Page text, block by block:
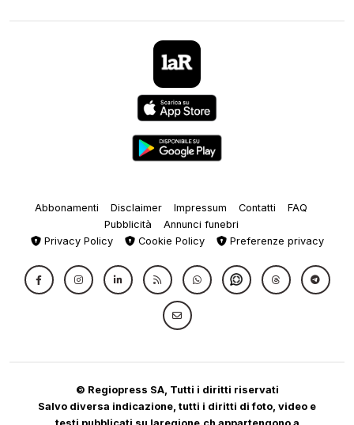
Abbonamenti Disclaimer Impressum Contatti
FAQ
Pubblicità
Annunci funebri
Privacy Policy
Cookie Policy Preferenze privacy
© Regiopress SA, Tutti i diritti riservati
Salvo diversa indicazione, tutti i diritti di foto, video e